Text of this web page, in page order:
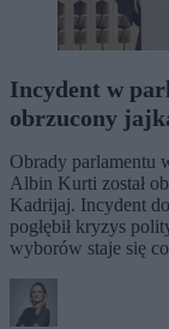
Incydent w
obrzucony
Obrady parlamentu
Albin Kurti został
Kadrijaj. Incydent
pogłębił kryzys
wyborów staje się